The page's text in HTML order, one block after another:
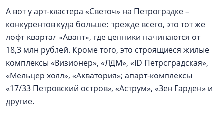
А вот у арт-кластера «Светоч» на Петроградке –
конкурентов куда больше: прежде всего, это тот же
лофт-квартал «Авант», где ценники начинаются от
18,3 млн рублей. Кроме того, это строящиеся жилые
комплексы «Визионер», «ЛДМ», «ID Петроградская»,
«Мельцер холл», «Акватория»; апарт-комплексы
«17/33 Петровский остров», «Аструм», «Зен Гарден» и
другие.